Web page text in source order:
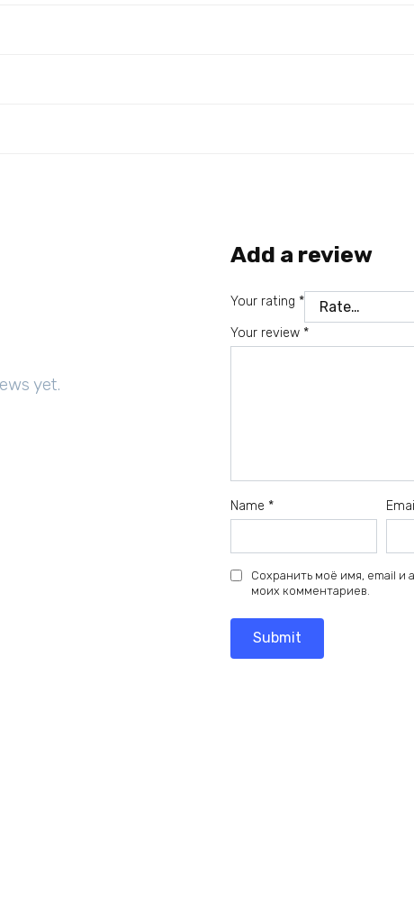
yet.
Add a review
Your rating *
Your review *
Name *
Сохранить моё имя, email и
моих комментариев.